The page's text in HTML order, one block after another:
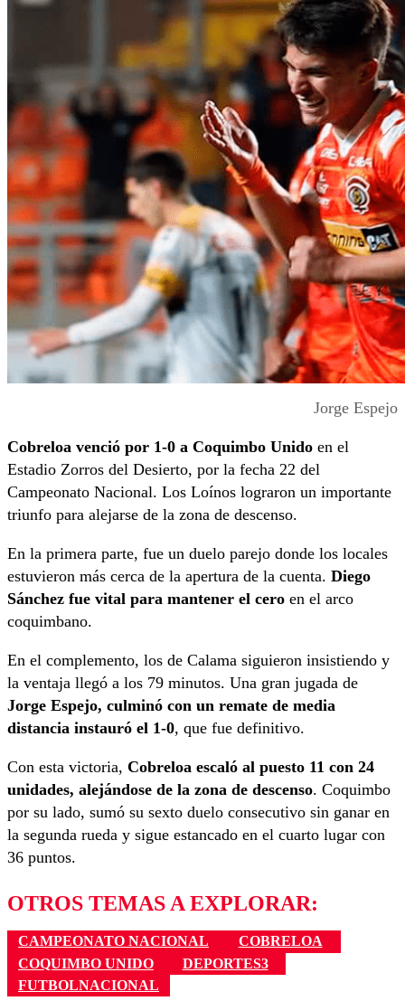
Jorge Espejo
Cobreloa venció por 1-0 a Coquimbo Unido en el
Estadio Zorros del Desierto, por la fecha 22 del
Campeonato Nacional. Los Loínos lograron un importante
triunfo para alejarse de la zona de descenso.
En la primera parte, fue un duelo parejo donde los locales
estuvieron más cerca de la apertura de la cuenta. Diego
Sánchez fue vital para mantener el cero en el arco
coquimbano.
En el complemento, los de Calama siguieron insistiendo y
la ventaja llegó a los 79 minutos. Una gran jugada de
Jorge Espejo, culminó con un remate de media
distancia instauró el 1-0, que fue definitivo.
Con esta victoria, Cobreloa escaló al puesto 11 con 24
unidades, alejándose de la zona de descenso. Coquimbo
por su lado, sumó su sexto duelo consecutivo sin ganar en
la segunda rueda y sigue estancado en el cuarto lugar con
36 puntos.
OTROS TEMAS A EXPLORAR:
CAMPEONATO NACIONAL
COBRELOA
COQUIMBO UNIDO
DEPORTES3
FUTBOLNACIONAL